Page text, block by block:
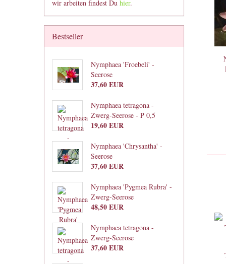
wir arbeiten findest Du hier.
Bestseller
Nymphaea 'Froebeli' -
Seerose
37,60 EUR
Nymphaea tetragona -
Zwerg-Seerose - P 0,5
19,60 EUR
Nymphaea 'Chrysantha' -
Seerose
37,60 EUR
Nymphaea 'Pygmea Rubra' -
Zwerg-Seerose
48,50 EUR
Nymphaea tetragona -
Zwerg-Seerose
37,60 EUR